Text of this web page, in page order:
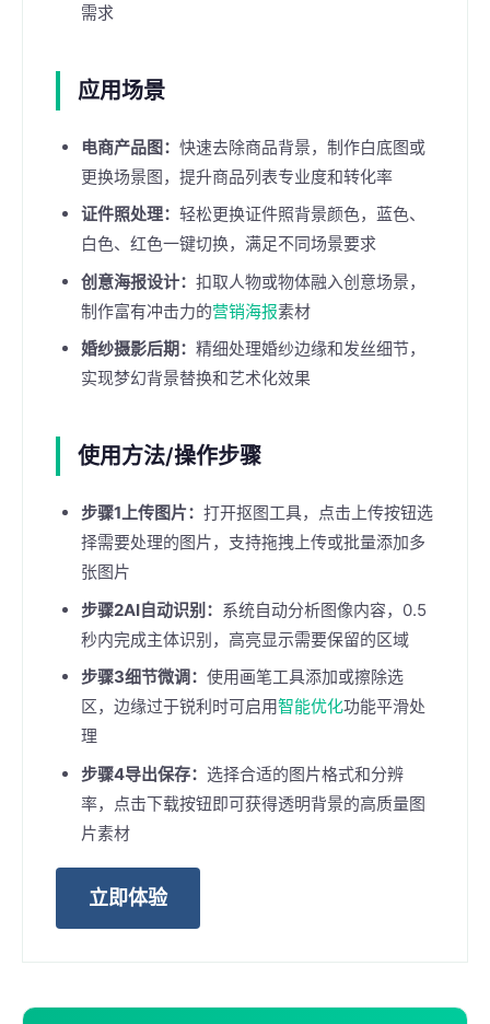
需求
应用场景
电商产品图： 快速去除商品背景，制作白底图或
更换场景图，提升商品列表专业度和转化率
证件照处理： 轻松更换证件照背景颜色，蓝色、
白色、红色一键切换，满足不同场景要求
创意海报设计： 扣取人物或物体融入创意场景，
制作富有冲击力的营销海报素材
婚纱摄影后期： 精细处理婚纱边缘和发丝细节，
实现梦幻背景替换和艺术化效果
使用方法/操作步骤
步骤1上传图片： 打开抠图工具，点击上传按钮选
择需要处理的图片，支持拖拽上传或批量添加多
张图片
步骤2AI自动识别： 系统自动分析图像内容，0.5
秒内完成主体识别，高亮显示需要保留的区域
步骤3细节微调： 使用画笔工具添加或擦除选
区，边缘过于锐利时可启用智能优化功能平滑处
理
步骤4导出保存： 选择合适的图片格式和分辨
率，点击下载按钮即可获得透明背景的高质量图
片素材
立即体验